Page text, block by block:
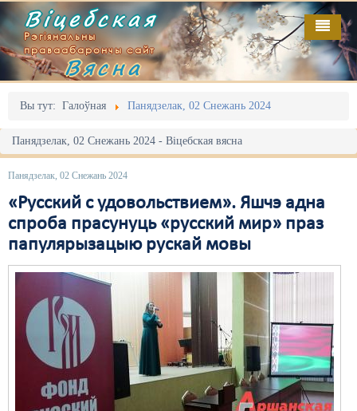
Віцебская
Рэгіянальны
праваабарончы сайт
Вясна
Вы тут: Галоўная Панядзелак, 02 Снежань 2024
Панядзелак, 02 Снежань 2024 - Віцебская вясна
Панядзелак, 02 Снежань 2024
«Русский с удовольствием». Яшчэ адна
спроба прасунуць «русский мир» праз
папулярызацыю рускай мовы
Галоўная
Адміністрацыйны перасьлед
Акцыі
Выбары
Грамадзянскія ініцыятывы
Дзяржава
Дыскрымінацыя
Затрыманьні
Карная псыхіятрыя
КПЧ ААН
Выданьні
Відэа
Пра нас
RSS